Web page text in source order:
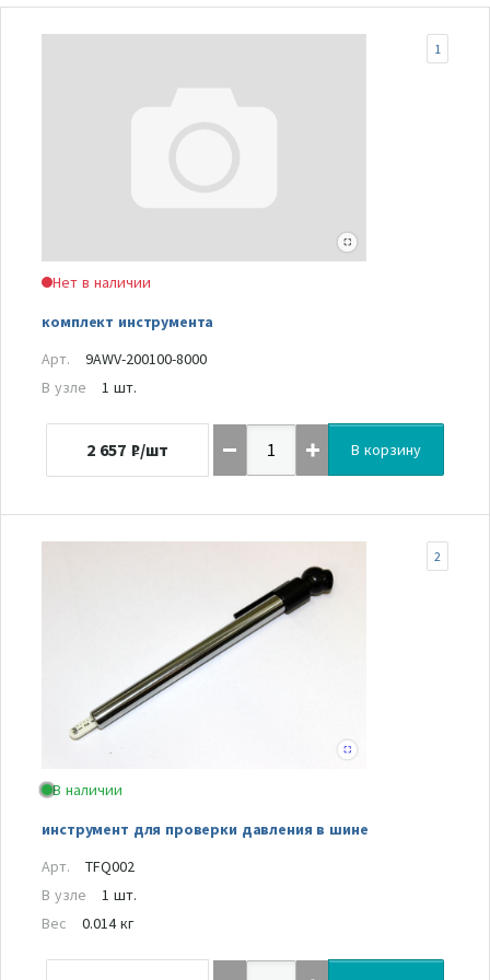
Нет в наличии
комплект инструмента
1
Арт.
9AWV-200100-8000
В узле
1 шт.
2 657 ₽/шт В корзину
В наличии
инструмент для проверки давления в шине
2
Арт.
TFQ002
В узле
1 шт.
Вес
0.014 кг